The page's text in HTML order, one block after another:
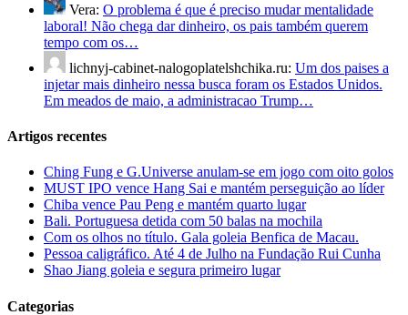
Vera: O problema é que é preciso mudar mentalidade
laboral! Não chega dar dinheiro, os pais também querem
tempo com os…
lichnyj-cabinet-nalogoplatelshchika.ru: Um dos paises a
injetar mais dinheiro nessa busca foram os Estados Unidos.
Em meados de maio, a administracao Trump…
Artigos recentes
Ching Fung e G.Universe anulam-se em jogo com oito golos
MUST IPO vence Hang Sai e mantém perseguição ao líder
Chiba vence Pau Peng e mantém quarto lugar
Bali. Portuguesa detida com 50 balas na mochila
Com os olhos no título. Gala goleia Benfica de Macau.
Pessoa caligráfico. Até 4 de Julho na Fundação Rui Cunha
Shao Jiang goleia e segura primeiro lugar
Categorias